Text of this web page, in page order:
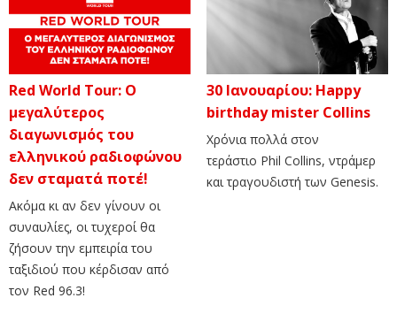
Red World Tour: Ο
μεγαλύτερος
διαγωνισμός του
ελληνικού ραδιοφώνου
δεν σταματά ποτέ!
Ακόμα κι αν δεν γίνουν οι
συναυλίες, οι τυχεροί θα
ζήσουν την εμπειρία του
ταξιδιού που κέρδισαν από
τον Red 96.3!
30 Iανουαρίου: Ηappy
birthday mister Collins
Xρόνια πολλά στον
τεράστιο Phil Collins, ντράμερ
και τραγουδιστή των Genesis.